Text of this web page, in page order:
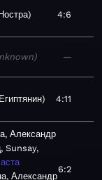
4:6
—
Египтянин 4:11
Александр
Sunsay,
Александр
6:2